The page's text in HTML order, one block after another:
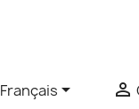
Français 